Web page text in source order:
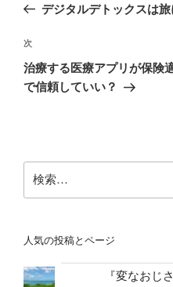
ビ
ゲ
ー
の
稿
デジタルデトックスは
次
の
投
次
治療する医療アプリが保険
で信頼していい？
索:
人気の投稿とページ
『変なおじ